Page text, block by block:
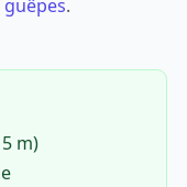
guêpes.
m)